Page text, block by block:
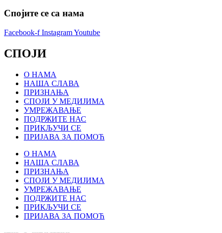
Спојите се са нама
Facebook-f InstagramYoutube
СПОЈИ
О НАМА
НАША СЛАВА
ПРИЗНАЊА
СПОЈИ У МЕДИЈИМА
УМРЕЖАВАЊЕ
ПОДРЖИТЕ НАС
ПРИКЉУЧИ СЕ
ПРИЈАВА ЗА ПОМОЋ
О НАМА
НАША СЛАВА
ПРИЗНАЊА
СПОЈИ У МЕДИЈИМА
УМРЕЖАВАЊЕ
ПОДРЖИТЕ НАС
ПРИКЉУЧИ СЕ
ПРИЈАВА ЗА ПОМОЋ